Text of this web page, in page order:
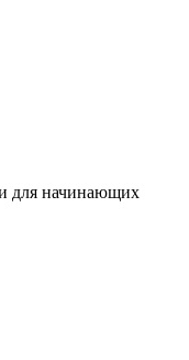
для начинающих